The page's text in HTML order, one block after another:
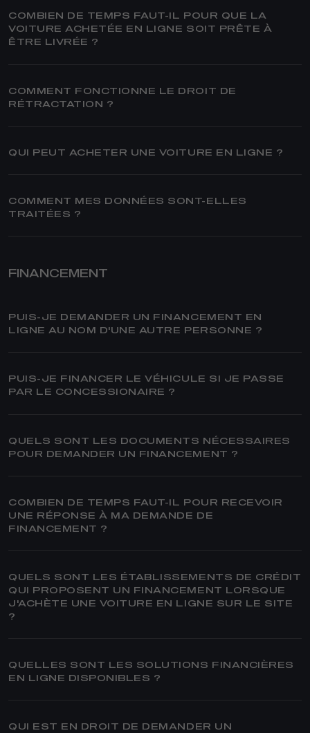
COMBIEN DE TEMPS FAUT-IL POUR QUE LA
VOITURE ACHETÉE EN LIGNE SOIT PRÊTE À
ÊTRE LIVRÉE ?
COMMENT FONCTIONNE LE DROIT DE
RÉTRACTATION ?
QUI PEUT ACHETER UNE VOITURE EN LIGNE ?
COMMENT MES DONNÉES SONT-ELLES
TRAITÉES ?
FINANCEMENT
PUIS-JE DEMANDER UN FINANCEMENT EN
LIGNE AU NOM D'UNE AUTRE PERSONNE ?
PUIS-JE FINANCER LE VÉHICULE SI JE PASSE
PAR LE CONCESSIONAIRE ?
QUELS SONT LES DOCUMENTS NÉCESSAIRES
POUR DEMANDER UN FINANCEMENT ?
COMBIEN DE TEMPS FAUT-IL POUR RECEVOIR
UNE RÉPONSE À MA DEMANDE DE
FINANCEMENT ?
QUELS SONT LES ÉTABLISSEMENTS DE CRÉDIT
QUI PROPOSENT UN FINANCEMENT LORSQUE
J'ACHÈTE UNE VOITURE EN LIGNE SUR LE SITE
?
QUELLES SONT LES SOLUTIONS FINANCIÈRES
EN LIGNE DISPONIBLES ?
QUI EST EN DROIT DE DEMANDER UN